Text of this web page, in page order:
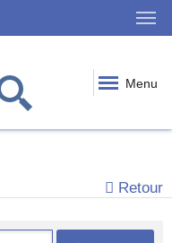
Menu
Retour